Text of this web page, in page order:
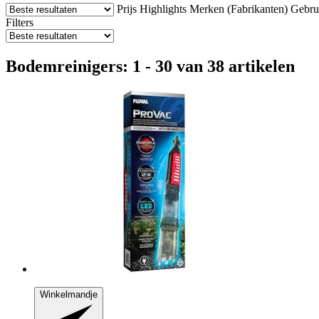
Prijs Highlights Merken (Fabrikanten)
Filters
Bodemreinigers: 1 - 30 van 38 artikelen
Winkelmandje